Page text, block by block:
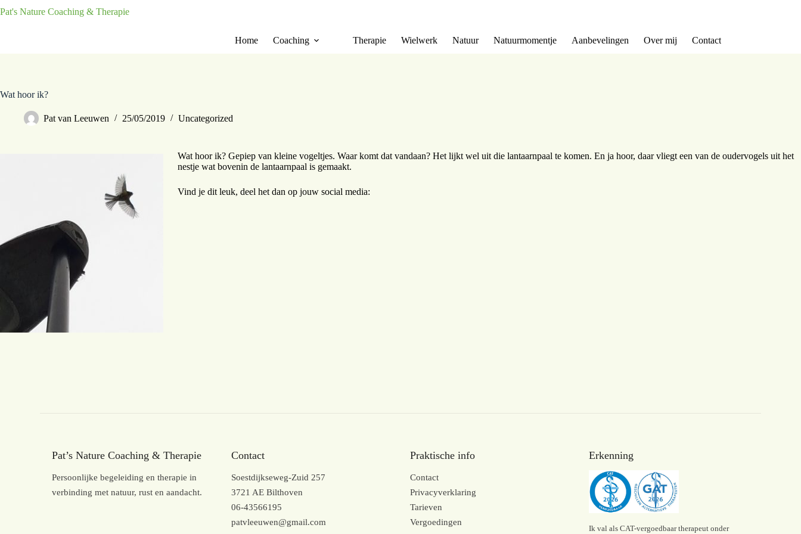
Pat's Nature Coaching & Therapie
Home Coaching Therapie Wielwerk Natuur Natuurmomentje Aanbevelingen Over mij Contact
Wat hoor ik?
Pat van Leeuwen 25/05/2019 Uncategorized
Wat hoor ik? Gepiep van kleine vogeltjes. Waar komt dat vandaan? Het lijkt wel uit die lantaarnpaal te komen. En ja hoor, daar vliegt een van de oudervogels uit het
nestje wat bovenin de lantaarnpaal is gemaakt.
Vind je dit leuk, deel het dan op jouw social media:
Pat’s Nature Coaching & Therapie
Persoonlijke begeleiding en therapie in
verbinding met natuur, rust en aandacht.
Contact
Soestdijkseweg-Zuid 257
3721 AE Bilthoven
06-43566195
patvleeuwen@gmail.com
Praktische info
Contact
Privacyverklaring
Tarieven
Vergoedingen
Erkenning
Ik val als CAT-vergoedbaar therapeut onder